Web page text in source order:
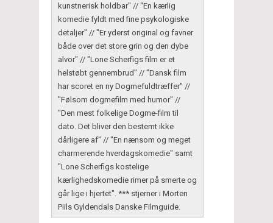
kunstnerisk holdbar" // "En kærlig
komedie fyldt med fine psykologiske
detaljer" // "Er yderst original og favner
både over det store grin og den dybe
alvor" // "Lone Scherfigs film er et
helstøbt gennembrud" // "Dansk film
har scoret en ny Dogmefuldtræffer" //
"Følsom dogmefilm med humor" //
"Den mest folkelige Dogme-film til
dato. Det bliver den bestemt ikke
dårligere af" // "En nænsom og meget
charmerende hverdagskomedie" samt
"Lone Scherfigs kostelige
kærlighedskomedie rimer på smerte og
går lige i hjertet". *** stjerner i Morten
Piils Gyldendals Danske Filmguide.